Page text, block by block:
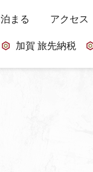
泊まる アクセス
加賀 旅先納税